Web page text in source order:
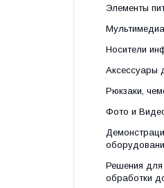
Элементы
Носители
Аксессуары
Рюкзаки,
Фото и
Решения для
обработки